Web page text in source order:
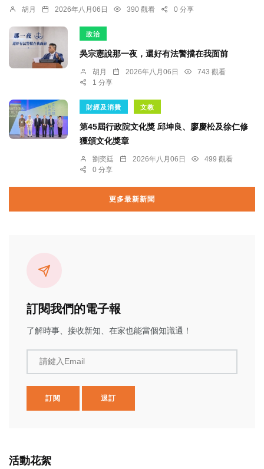
胡月 2026年八月06日 390 觀看 0 分享
政治
吳宗憲說那一夜，還好有法警擋在我面前
胡月 2026年八月06日
743 觀看
1 分享
財經及消費 文教
第45屆行政院文化獎 邱坤良、廖慶松及徐仁修
獲頒文化獎章
劉奕廷 2026年八月06日
499 觀看
0 分享
更多最新新聞
訂閱我們的電子報
了解時事、接收新知、在家也能當個知識通！
請鍵入Email
訂閱 退訂
活動花絮